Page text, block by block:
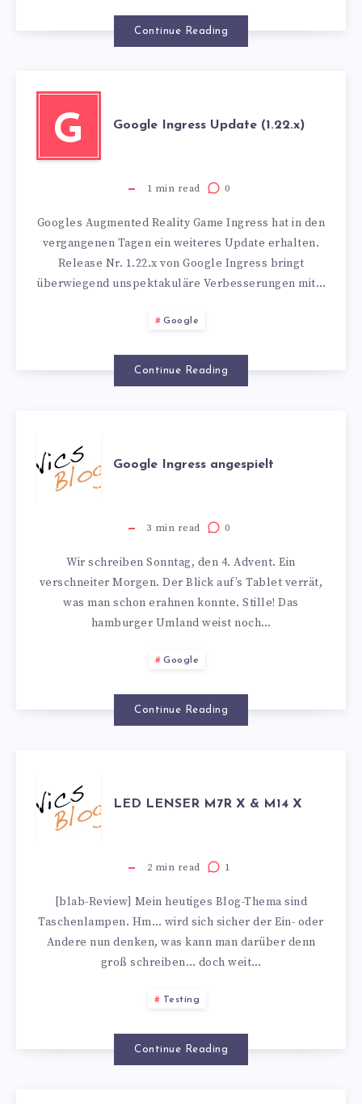
Continue Reading
G Google Ingress Update (1.22.x)
1 min read 0
Googles Augmented Reality Game Ingress hat in den
vergangenen Tagen ein weiteres Update erhalten.
Release Nr. 1.22.x von Google Ingress bringt
überwiegend unspektakuläre Verbesserungen mit…
Google
Continue Reading
GOOGLE
INGRESS
ANGESPIELT
Google Ingress angespielt
3 min read 0
Wir schreiben Sonntag, den 4. Advent. Ein
verschneiter Morgen. Der Blick auf’s Tablet verrät,
was man schon erahnen konnte. Stille! Das
hamburger Umland weist noch…
Google
Continue Reading
LED
LENSER
X
&
X
LED LENSER M7R X & M14 X
2 min read 1
[blab-Review] Mein heutiges Blog-Thema sind
Taschenlampen. Hm… wird sich sicher der Ein- oder
Andere nun denken, was kann man darüber denn
groß schreiben… doch weit…
Testing
Continue Reading